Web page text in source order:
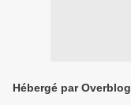
Hébergé par Overblog